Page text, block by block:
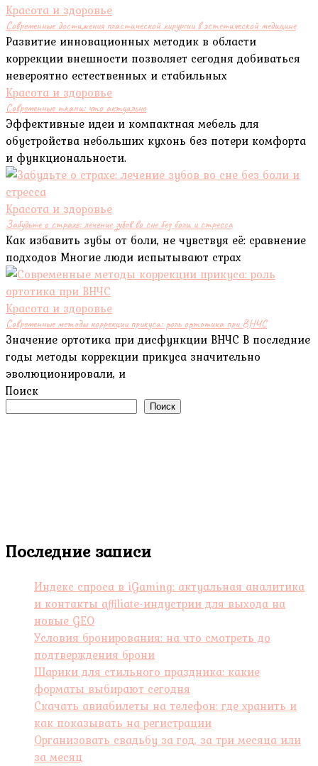
Красота и здоровье
Современные достижения пластической хирургии в эстетической медицине
Развитие инновационных методик в области
коррекции внешности позволяет сегодня добиваться
невероятно естественных и стабильных
Красота и здоровье
Современные ткани: что актуально
Эффективные идеи и компактная мебель для
обустройства небольших кухонь без потери комфорта
и функциональности.
Красота и здоровье
Забудьте о страхе: лечение зубов во сне без боли и стресса
Как избавить зубы от боли, не чувствуя её: сравнение
подходов Многие люди испытывают страх
Красота и здоровье
Современные методы коррекции прикуса: роль ортотика при ВНЧС
Значение ортотика при дисфункции ВНЧС В последние
годы методы коррекции прикуса значительно
эволюционировали, и
Поиск
Поиск
Последние записи
Индекс спроса в iGaming: актуальная аналитика
и контакты affiliate-индустрии для выхода на
новые GEO
Условия бронирования: на что смотреть до
подтверждения брони
Шарики для стильного праздника: какие
форматы выбирают сегодня
Скачать авиабилеты на телефон: где хранить и
как показывать на регистрации
Организовать свадьбу за год, за три месяца или
за месяц